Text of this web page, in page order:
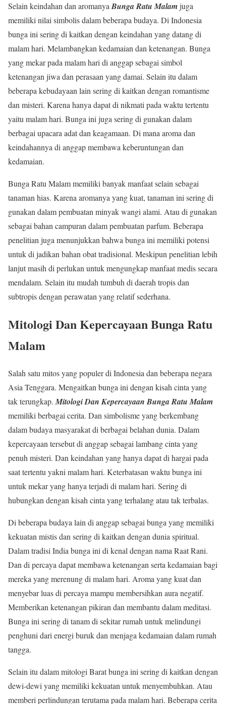
Selain keindahan dan aromanyaBunga Ratu Malamjuga
memiliki nilai simbolis dalam beberapa budaya. Di Indonesia
bunga ini sering di kaitkan dengan keindahan yang datang di
malam hari. Melambangkan kedamaian dan ketenangan. Bunga
yang mekar pada malam hari di anggap sebagai simbol
ketenangan jiwa dan perasaan yang damai. Selain itu dalam
beberapa kebudayaan lain sering di kaitkan dengan romantisme
dan misteri. Karena hanya dapat di nikmati pada waktu tertentu
yaitu malam hari. Bunga ini juga sering di gunakan dalam
berbagai upacara adat dan keagamaan. Di mana aroma dan
keindahannya di anggap membawa keberuntungan dan
kedamaian.
Bunga Ratu Malam memiliki banyak manfaat selain sebagai
tanaman hias. Karena aromanya yang kuat, tanaman ini sering di
gunakan dalam pembuatan minyak wangi alami. Atau di gunakan
sebagai bahan campuran dalam pembuatan parfum. Beberapa
penelitian juga menunjukkan bahwa bunga ini memiliki potensi
untuk di jadikan bahan obat tradisional. Meskipun penelitian lebih
lanjut masih di perlukan untuk mengungkap manfaat medis secara
mendalam. Selain itu mudah tumbuh di daerah tropis dan
subtropis dengan perawatan yang relatif sederhana.
Mitologi Dan Kepercayaan Bunga Ratu
Malam
Salah satu mitos yang populer di Indonesia dan beberapa negara
Asia Tenggara. Mengaitkan bunga ini dengan kisah cinta yang
tak terungkap. Mitologi Dan Kepercayaan Bunga Ratu Malam
memiliki berbagai cerita. Dan simbolisme yang berkembang
dalam budaya masyarakat di berbagai belahan dunia. Dalam
kepercayaan tersebut di anggap sebagai lambang cinta yang
penuh misteri. Dan keindahan yang hanya dapat di hargai pada
saat tertentu yakni malam hari. Keterbatasan waktu bunga ini
untuk mekar yang hanya terjadi di malam hari. Sering di
hubungkan dengan kisah cinta yang terhalang atau tak terbalas.
Di beberapa budaya lain di anggap sebagai bunga yang memiliki
kekuatan mistis dan sering di kaitkan dengan dunia spiritual.
Dalam tradisi India bunga ini di kenal dengan nama Raat Rani.
Dan di percaya dapat membawa ketenangan serta kedamaian bagi
mereka yang merenung di malam hari. Aroma yang kuat dan
menyebar luas di percaya mampu membersihkan aura negatif.
Memberikan ketenangan pikiran dan membantu dalam meditasi.
Bunga ini sering di tanam di sekitar rumah untuk melindungi
penghuni dari energi buruk dan menjaga kedamaian dalam rumah
tangga.
Selain itu dalam mitologi Barat bunga ini sering di kaitkan dengan
dewi-dewi yang memiliki kekuatan untuk menyembuhkan. Atau
memberi perlindungan terutama pada malam hari. Beberapa cerita